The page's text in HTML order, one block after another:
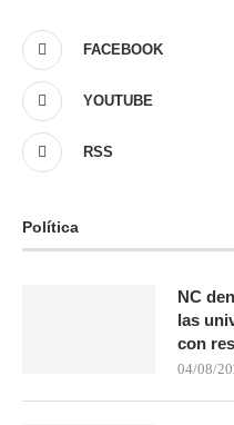
FACEBOOK
YOUTUBE
RSS
Política
NC
las
con
04/08/